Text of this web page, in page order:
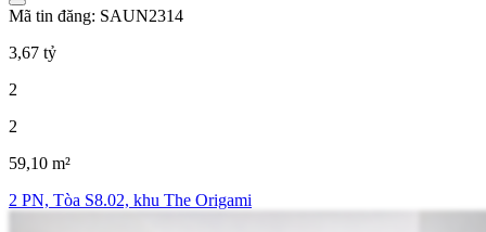
Mã tin đăng: SAUN2314
3,67 tỷ
2
2
59,10 m²
2 PN, Tòa S8.02, khu The Origami